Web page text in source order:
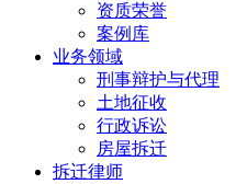
资质荣誉
案例库
业务领域
刑事辩护与代理
土地征收
行政诉讼
房屋拆迁
拆迁律师